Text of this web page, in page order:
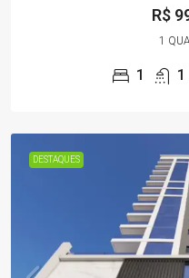
R$
1
1 1
DESTAQUES